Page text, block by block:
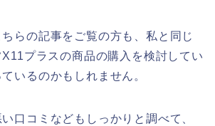
らの記事をご覧の方も、私と同じ
プラスの商品の購入を検討してい
いるのかもしれません。
口コミなどもしっかりと調べて、